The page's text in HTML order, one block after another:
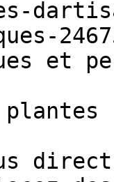
et